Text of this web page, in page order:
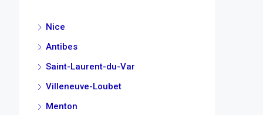
Nice
Antibes
Saint-Laurent-du-Var
Villeneuve-Loubet
Menton